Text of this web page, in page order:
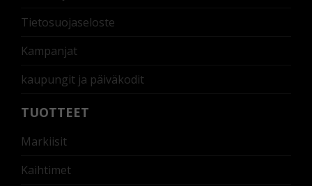
Tietosuojaseloste
Kampanjat
kaupungit ja päiväkodit
TUOTTEET
Markiisit
Kaihtimet